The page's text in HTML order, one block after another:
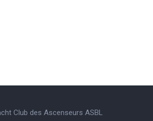
Club des Ascenseurs ASBL